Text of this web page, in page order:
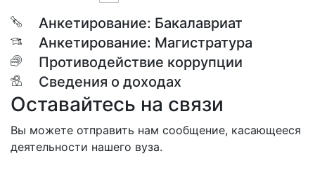
Анкетирование: Бакалавриат
Анкетирование: Магистратура
Противодействие коррупции
Сведения о доходах
Оставайтесь на связи
Вы можете отправить нам сообщение, касающееся
деятельности нашего вуза.